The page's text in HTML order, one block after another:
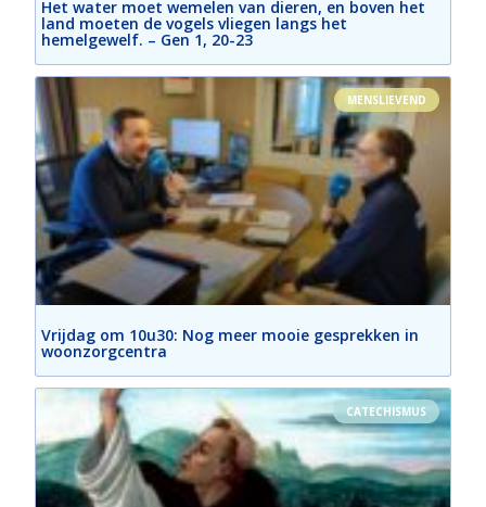
Het water moet wemelen van dieren, en boven het
land moeten de vogels vliegen langs het
hemelgewelf. – Gen 1, 20-23
MENSLIEVEND
Vrijdag om 10u30: Nog meer mooie gesprekken in
woonzorgcentra
CATECHISMUS